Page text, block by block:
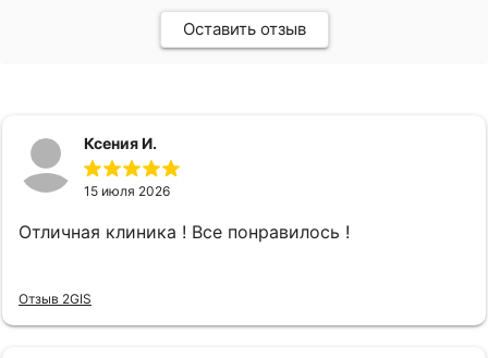
Оставить отзыв
Ксения И.
15 июля 2026
Отличная клиника ! Все понравилось !
Отзыв 2GIS